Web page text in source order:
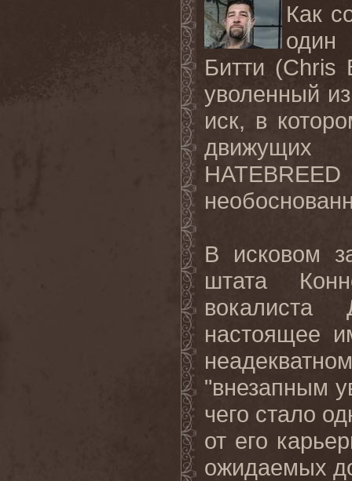
Как
один
Битти (Chris
уволенный
иск, в
движущих
HATEBREED
В исковом
штата
настоящее
"внезапным
чего стало
от его
ожидаемых